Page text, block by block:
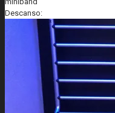
Descanso: